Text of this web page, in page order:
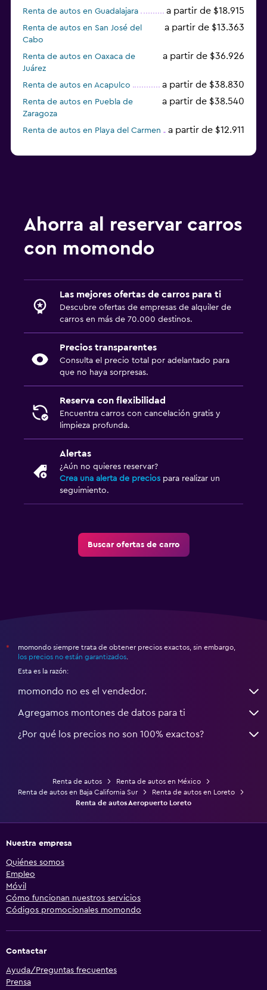
Renta de autos en Guadalajara a partir de $18.915
Renta de autos en San José del
Cabo
a partir de $13.363
Renta de autos en Oaxaca de
Juárez
a partir de $36.926
Renta de autos en Acapulco a partir de $38.830
Renta de autos en Puebla de
Zaragoza
a partir de $38.540
Renta de autos en Playa del Carmen a partir de $12.911
Ahorra al reservar carros
con momondo
Las mejores ofertas de carros para ti
Descubre ofertas de empresas de alquiler de
carros en más de 70.000 destinos.
Precios transparentes
Consulta el precio total por adelantado para
que no haya sorpresas.
Reserva con flexibilidad
Encuentra carros con cancelación gratis y
limpieza profunda.
Alertas
¿Aún no quieres reservar?
Crea una alerta de precios para realizar un
seguimiento.
Buscar ofertas de carro
*
momondo siempre trata de obtener precios exactos, sin embargo,
los precios no están garantizados.
Esta es la razón:
momondo no es el vendedor.
Agregamos montones de datos para ti
¿Por qué los precios no son 100% exactos?
Renta de autos
Renta de autos en México
Renta de autos en Baja California Sur
Renta de autos en Loreto
Renta de autos Aeropuerto Loreto
Nuestra empresa
Quiénes somos
Empleo
Móvil
Cómo funcionan nuestros servicios
Códigos promocionales momondo
Contactar
Ayuda/Preguntas frecuentes
Prensa